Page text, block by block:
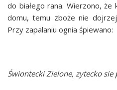
do białego rana. Wierzono,
domu, temu zboże nie
Przy zapalaniu ognia śpiewano:
Świontecki Zielone, zytecko sie